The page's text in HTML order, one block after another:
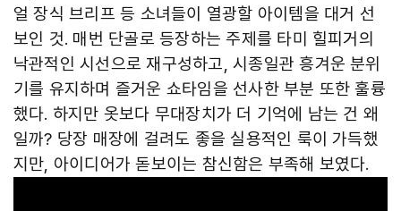
얼 장식 브리프 등 소녀들이 열광할 아이템을 대거 선
보인 것. 매번 단골로 등장하는 주제를 타미 힐피거의
낙관적인 시선으로 재구성하고, 시종일관 흥겨운 분위
기를 유지하며 즐거운 쇼타임을 선사한 부분 또한 훌륭
했다. 하지만 옷보다 무대장치가 더 기억에 남는 건 왜
일까? 당장 매장에 걸려도 좋을 실용적인 룩이 가득했
지만, 아이디어가 돋보이는 참신함은 부족해 보였다.